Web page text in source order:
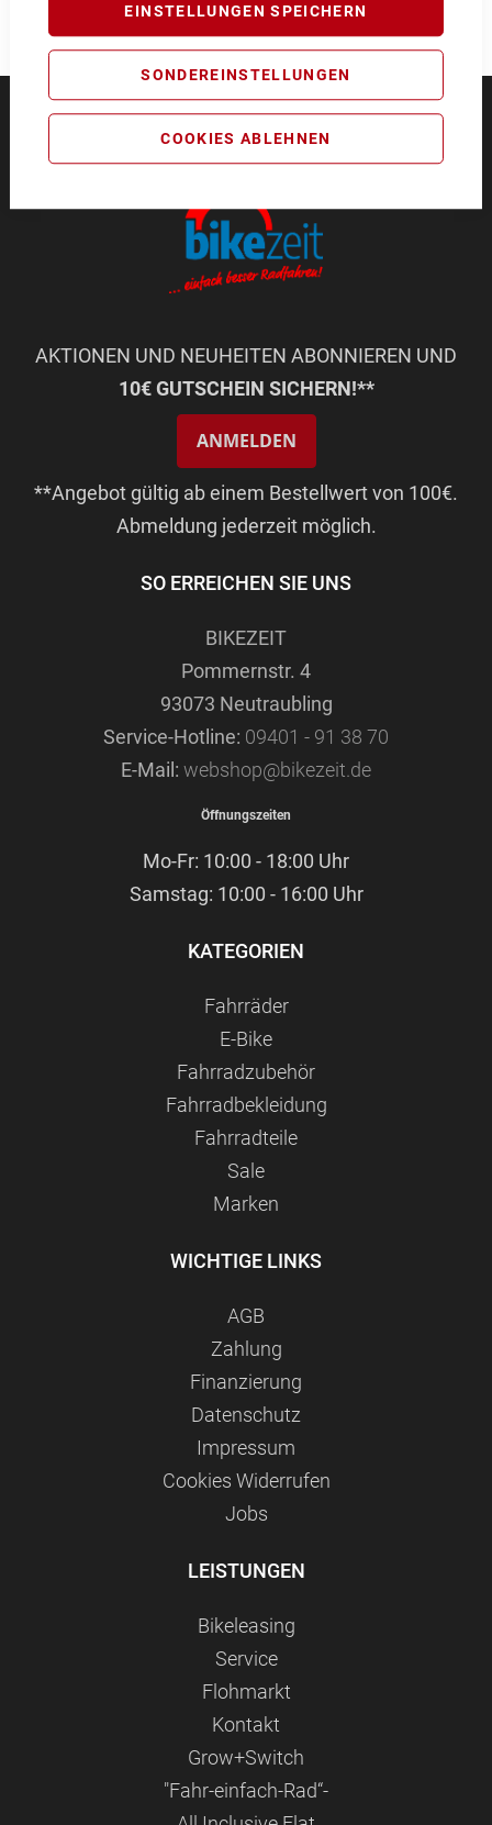
EINSTELLUNGEN SPEICHERN
SONDEREINSTELLUNGEN
COOKIES ABLEHNEN
AKTIONEN UND NEUHEITEN ABONNIEREN UND
10€ GUTSCHEIN SICHERN!**
ANMELDEN
**Angebot gültig ab einem Bestellwert von 100€.
Abmeldung jederzeit möglich.
SO ERREICHEN SIE UNS
BIKEZEIT
Pommernstr. 4
93073 Neutraubling
Service-Hotline: 09401 - 91 38 70
E-Mail: webshop@bikezeit.de
Öffnungszeiten
Mo-Fr: 10:00 - 18:00 Uhr
Samstag: 10:00 - 16:00 Uhr
KATEGORIEN
Fahrräder
E-Bike
Fahrradzubehör
Fahrradbekleidung
Fahrradteile
Sale
Marken
WICHTIGE LINKS
AGB
Zahlung
Finanzierung
Datenschutz
Impressum
Сookies Widerrufen
Jobs
LEISTUNGEN
Bikeleasing
Service
Flohmarkt
Kontakt
Grow+Switch
"Fahr-einfach-Rad“-